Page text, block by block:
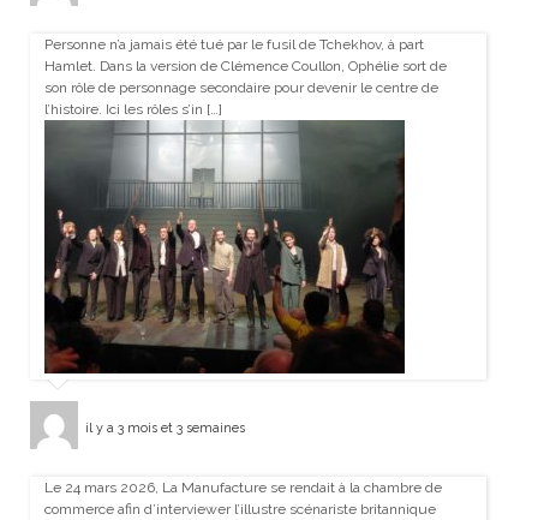
Personne n’a jamais été tué par le fusil de Tchekhov, à part
Hamlet. Dans la version de Clémence Coullon, Ophélie sort de
son rôle de personnage secondaire pour devenir le centre de
l’histoire. Ici les rôles s’in […]
il y a 3 mois et 3 semaines
Le 24 mars 2026, La Manufacture se rendait à la chambre de
commerce afin d’interviewer l’illustre scénariste britannique